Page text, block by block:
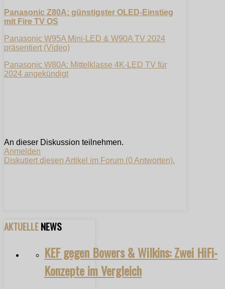
Panasonic Z80A: günstigster OLED-Einstieg
mit Fire TV OS
Panasonic W95A Mini-LED & W90A TV 2024
präsentiert (Video)
Panasonic W80A: Mittelklasse 4K-LED TV für
2024 angekündigt
An dieser Diskussion teilnehmen.
Anmelden
Diskutiert diesen Artikel im Forum (0 Antworten).
AKTUELLENEWS
KEF gegen Bowers & Wilkins: Zwei HiFi-
Konzepte im Vergleich